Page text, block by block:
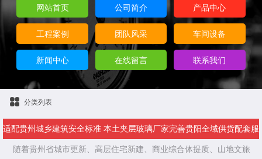
网站首页 公司简介 产品中心
工程案例 团队风采 车间设备
新闻中心 在线留言 联系我们
分类列表
适配贵州城乡建筑安全标准 本土夹层玻璃厂家完善贵阳全域供货配套服
务
随着贵州省城市更新、高层住宅新建、商业综合体提质、山地文旅